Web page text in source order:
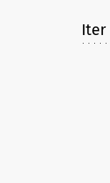
Iter